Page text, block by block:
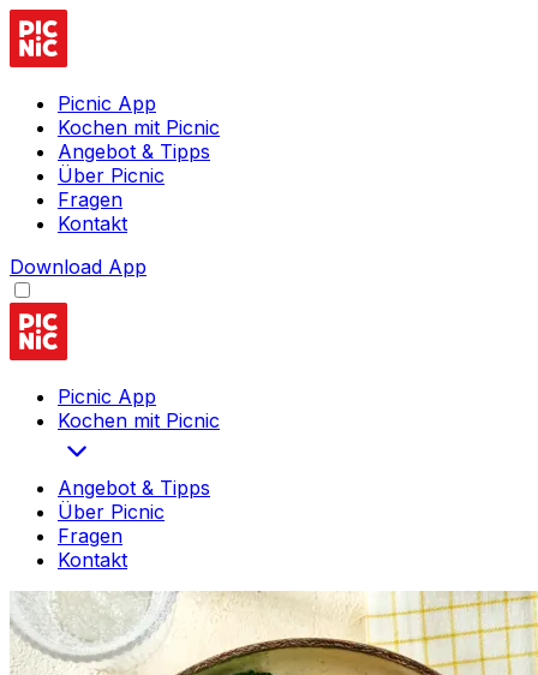
Picnic App
Kochen mit Picnic
Angebot & Tipps
Über Picnic
Fragen
Kontakt
Download App
Picnic App
Kochen mit Picnic
Angebot & Tipps
Über Picnic
Fragen
Kontakt